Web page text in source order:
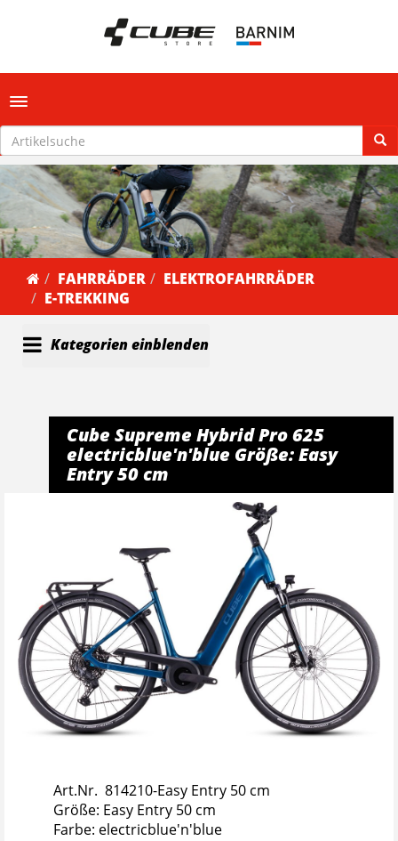
Toggle navigation
FAHRRÄDER
ELEKTROFAHRRÄDER
E-TREKKING
Kategorien einblenden
Cube Supreme Hybrid Pro 625
electricblue'n'blue Größe: Easy
Entry 50 cm
Art.Nr. 814210-Easy Entry 50 cm
Größe: Easy Entry 50 cm
Farbe: electricblue'n'blue